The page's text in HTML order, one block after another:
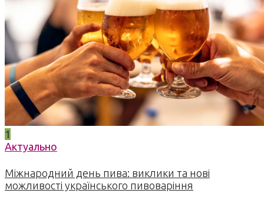
1
Актуально
Міжнародний день пива: виклики та нові
можливості українського пивоваріння